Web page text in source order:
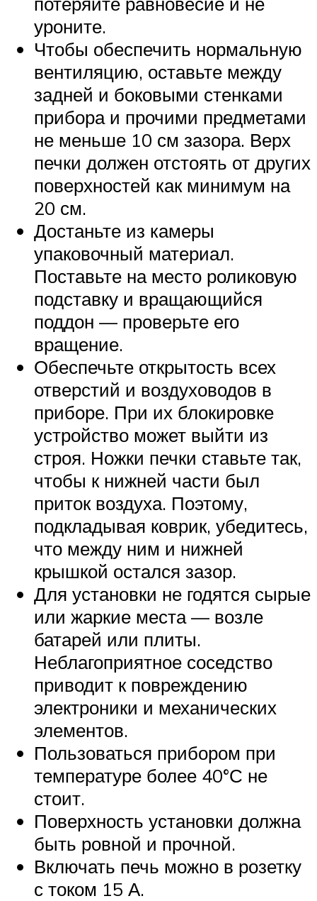
уроните.
Чтобы обеспечить нормальную
вентиляцию, оставьте между
задней и боковыми стенками
прибора и прочими предметами
не меньше 10 см зазора. Верх
печки должен отстоять от других
поверхностей как минимум на
20 см.
Достаньте из камеры
упаковочный материал.
Поставьте на место роликовую
подставку и вращающийся
поддон — проверьте его
вращение.
Обеспечьте открытость всех
отверстий и воздуховодов в
приборе. При их блокировке
устройство может выйти из
строя. Ножки печки ставьте так,
чтобы к нижней части был
приток воздуха. Поэтому,
подкладывая коврик, убедитесь,
что между ним и нижней
крышкой остался зазор.
Для установки не годятся сырые
или жаркие места — возле
батарей или плиты.
Неблагоприятное соседство
приводит к повреждению
электроники и механических
элементов.
Пользоваться прибором при
температуре более 40°С не
стоит.
Поверхность установки должна
быть ровной и прочной.
Включать печь можно в розетку
с током 15 А.